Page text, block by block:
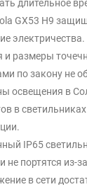
длительное
GX53 H9
электричества.
и размеры
по закону не
освещения в
в светильниках
IP65
портятся из-
в сети